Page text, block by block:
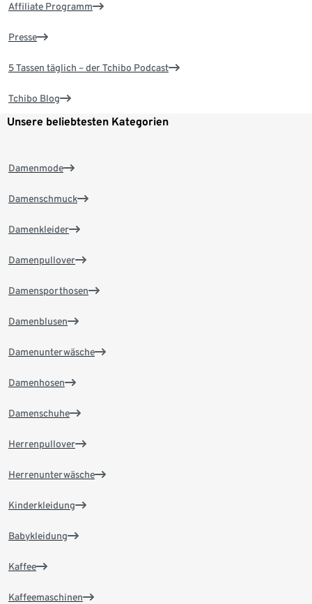
Affiliate Programm
Presse
5 Tassen täglich – der Tchibo Podcast
Tchibo Blog
Unsere beliebtesten Kategorien
Damenmode
Damenschmuck
Damenkleider
Damenpullover
Damensporthosen
Damenblusen
Damenunterwäsche
Damenhosen
Damenschuhe
Herrenpullover
Herrenunterwäsche
Kinderkleidung
Babykleidung
Kaffee
Kaffeemaschinen